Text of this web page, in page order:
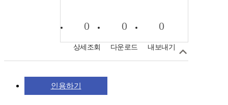
0
상세조회
0
다운로드
0
내보내기
인용하기